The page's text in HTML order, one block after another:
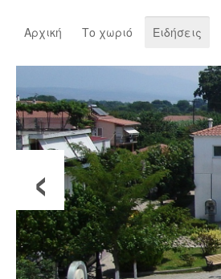
Αρχική Το χωριό Ειδήσεις
‹